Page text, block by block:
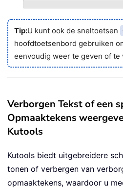
Tip:U kunt ook de sneltoetsen
hoofdtoetsenbord gebruiken
eenvoudig weer te geven of te
Verborgen Tekst of een
Opmaaktekens
Kutools
Kutools biedt uitgebreidere
tonen of verbergen van
opmaaktekens, waardoor u